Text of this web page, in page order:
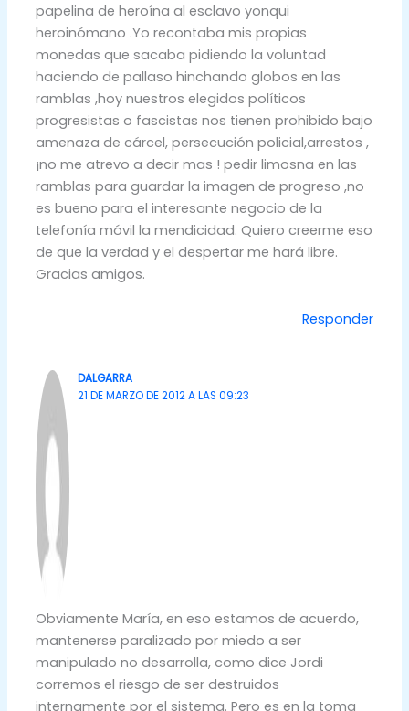
papelina de heroína al esclavo yonqui
heroinómano .Yo recontaba mis propias
monedas que sacaba pidiendo la voluntad
haciendo de pallaso hinchando globos en las
ramblas ,hoy nuestros elegidos políticos
progresistas o fascistas nos tienen prohibido bajo
amenaza de cárcel, persecución policial,arrestos ,
¡no me atrevo a decir mas ! pedir limosna en las
ramblas para guardar la imagen de progreso ,no
es bueno para el interesante negocio de la
telefonía móvil la mendicidad. Quiero creerme eso
de que la verdad y el despertar me hará libre.
Gracias amigos.
Responder
DALGARRA
21 DE MARZO DE 2012 A LAS 09:23
Obviamente María, en eso estamos de acuerdo,
mantenerse paralizado por miedo a ser
manipulado no desarrolla, como dice Jordi
corremos el riesgo de ser destruidos
internamente por el sistema. Pero es en la toma